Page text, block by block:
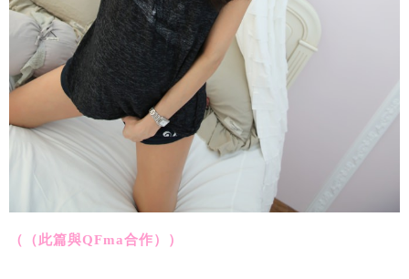
（（此篇與QFma合作））